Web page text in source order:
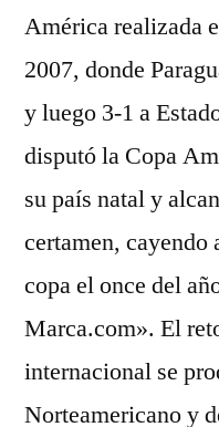
América realizada
2007, donde
y luego 3-1 a
disputó la Copa
su país natal y
certamen,
copa el once del
Marca.com». El
internacional se
Norteamericano y